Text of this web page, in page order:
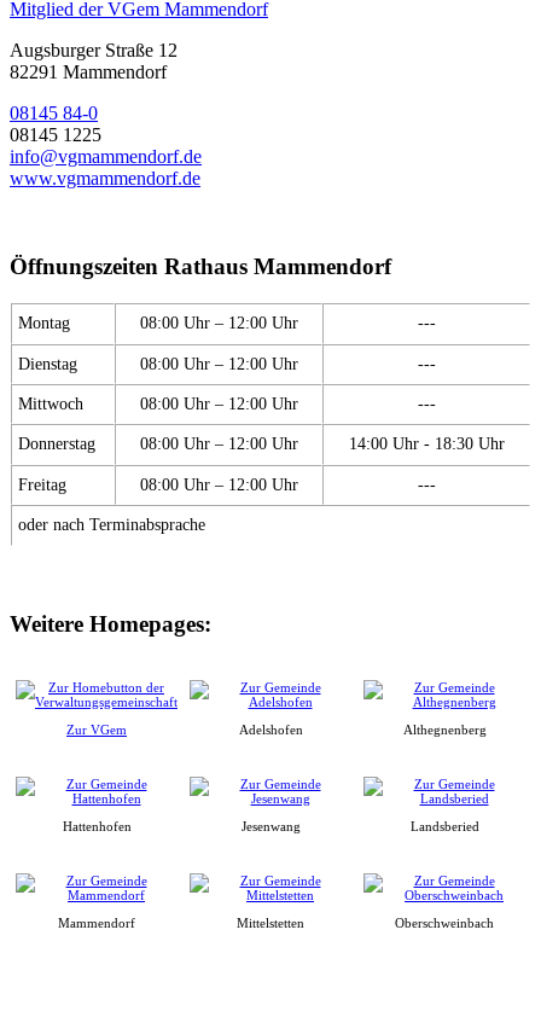
Mitglied der VGem Mammendorf
Augsburger Straße 12
82291 Mammendorf
08145 84-0
08145 1225
info@vgmammendorf.de
www.vgmammendorf.de
Öffnungszeiten Rathaus Mammendorf
Montag 08:00 Uhr – 12:00 Uhr ---
Dienstag 08:00 Uhr – 12:00 Uhr ---
Mittwoch 08:00 Uhr – 12:00 Uhr ---
Donnerstag 08:00 Uhr – 12:00 Uhr 14:00 Uhr - 18:30 Uhr
Freitag 08:00 Uhr – 12:00 Uhr ---
oder nach Terminabsprache
Weitere Homepages:
Zur VGem Adelshofen Althegnenberg
Hattenhofen Jesenwang Landsberied
Mammendorf Mittelstetten Oberschweinbach